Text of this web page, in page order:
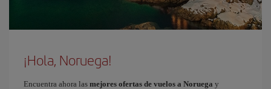
¡Hola, Noruega!
Encuentra ahora las mejores ofertas de vuelos a Noruega y